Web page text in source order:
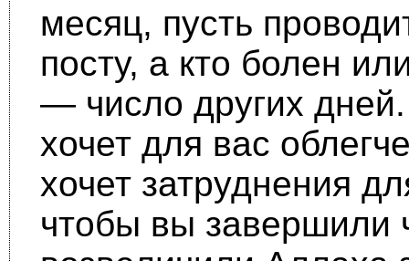
месяц, пусть
посту, а кто болен
— число других
хочет для вас
хочет затруднения
чтобы вы завершили